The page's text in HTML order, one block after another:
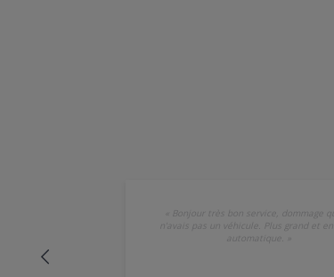
Bonjour très bon service, dommage
n'avais pas un véhicule. Plus grand et
automatique.